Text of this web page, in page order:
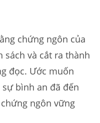
chứng ngôn của
sách và cắt ra thành
đọc. Ước muốn
bình an đã đến
ngôn vững